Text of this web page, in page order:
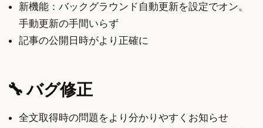
新機能：バックグラウンド自動更新を設定でオン。
手動更新の手間いらず
記事の公開日時がより正確に
🔧 バグ修正
全文取得時の問題をより分かりやすくお知らせ